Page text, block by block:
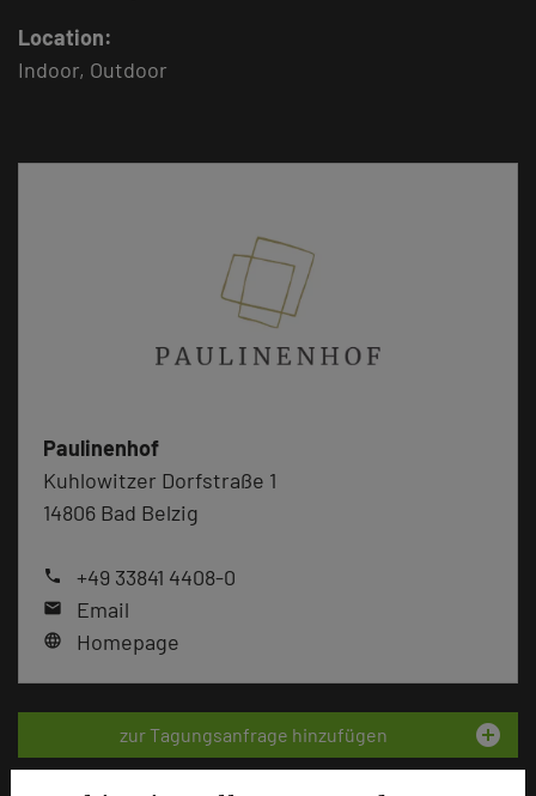
Location:
Indoor, Outdoor
Paulinenhof
Kuhlowitzer Dorfstraße 1
14806 Bad Belzig
phone +49 33841 4408-0
mail Email
language Homepage
zur Tagungsanfrage hinzufügen add_circle